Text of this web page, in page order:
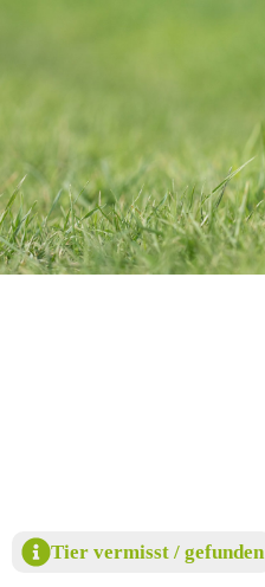
Tier vermisst / gefunden